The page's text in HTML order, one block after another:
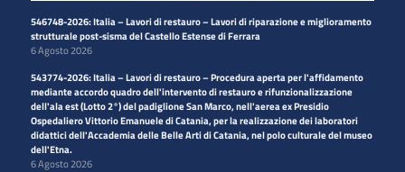
546748-2026: Italia – Lavori di restauro – Lavori di riparazione e miglioramento
strutturale post-sisma del Castello Estense di Ferrara
6 Agosto 2026
543774-2026: Italia – Lavori di restauro – Procedura aperta per l'affidamento
mediante accordo quadro dell'intervento di restauro e rifunzionalizzazione
dell'ala est (Lotto 2°) del padiglione San Marco, nell'aerea ex Presidio
Ospedaliero Vittorio Emanuele di Catania, per la realizzazione dei laboratori
didattici dell'Accademia delle Belle Arti di Catania, nel polo culturale del museo
dell'Etna.
6 Agosto 2026